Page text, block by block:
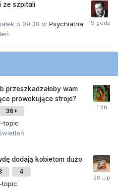
ze szpitali
o 09:38 w Psychiatria
przeszkadzałoby wam
prowokujące stroje?
36
topic
dodają kobietom dużo
4
topic